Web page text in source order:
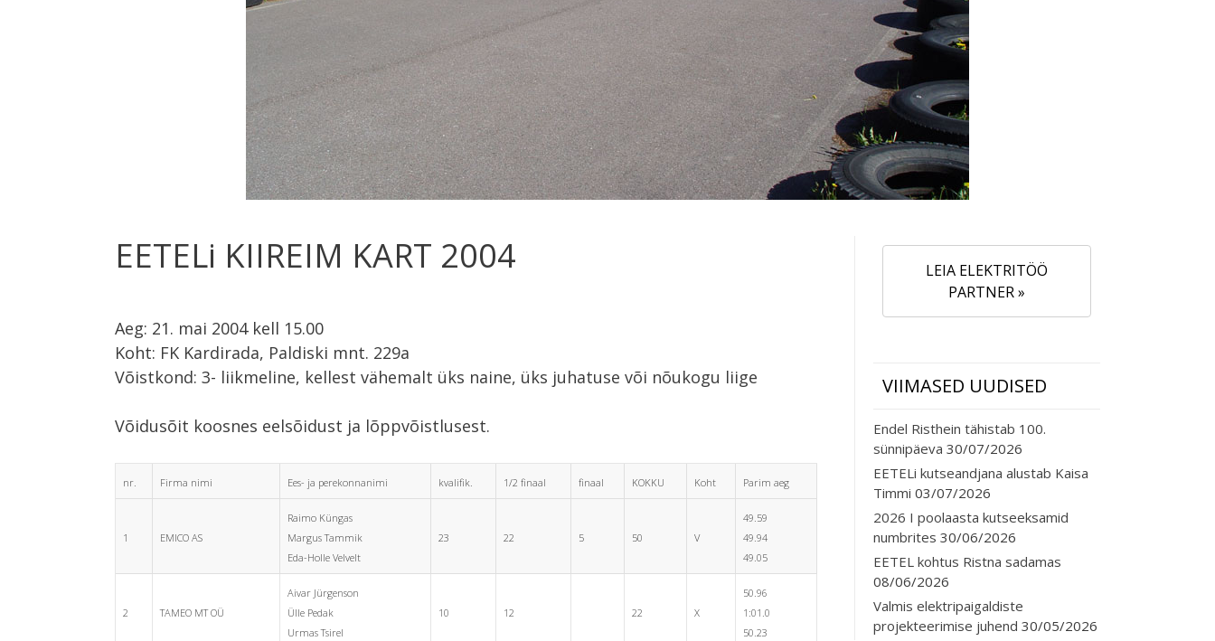
EETELi KIIREIM KART 2004
Aeg: 21. mai 2004 kell 15.00
Koht: FK Kardirada, Paldiski mnt. 229a
Võistkond: 3- liikmeline, kellest vähemalt üks naine, üks juhatuse või nõukogu liige
Võidusõit koosnes eelsõidust ja lõppvõistlusest.
nr. Firma nimi Ees- ja perekonnanimi kvalifik. 1/2 finaal finaal KOKKU Koht Parim aeg
1 EMICO AS
Raimo Küngas
Margus Tammik
Eda-Holle Velvelt
23 22 5 50 V
49.59
49.94
49.05
2 TAMEO MT OÜ
Aivar Jürgenson
Ülle Pedak
Urmas Tsirel
10 12 22 X
50.96
1:01.0
50.23
LEIA ELEKTRITÖÖ
PARTNER »
VIIMASED UUDISED
Endel Risthein tähistab 100.
sünnipäeva 30/07/2026
EETELi kutseandjana alustab Kaisa
Timmi 03/07/2026
2026 I poolaasta kutseeksamid
numbrites 30/06/2026
EETEL kohtus Ristna sadamas
08/06/2026
Valmis elektripaigaldiste
projekteerimise juhend 30/05/2026